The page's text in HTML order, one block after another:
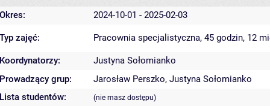
Okres: 2024-10-01 - 2025-02-03
Typ zajęć: Pracownia specjalistyczna, 45 godzin, 12
Koordynatorzy:
Justyna Sołomianko
Prowadzący grup:
Jarosław Perszko, Justyna Sołomianko
Lista studentów:
(nie masz dostępu)